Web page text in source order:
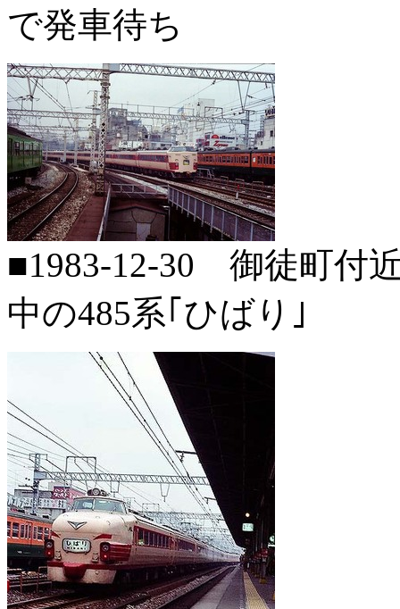
で発車待ち
■1983-12-30 御徒町付
中の485系｢ひばり｣